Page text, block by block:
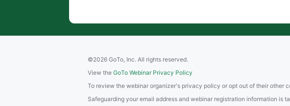
©2026 GoTo, Inc. All rights reserved.
View the GoTo Webinar Privacy Policy
To review the webinar organizer's privacy policy or opt out of their other
Safeguarding your email address and webinar registration information is